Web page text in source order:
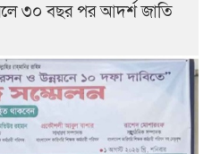
৩০ বছর পর আদর্শ জাতি